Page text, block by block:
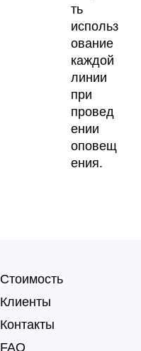
ть
использ
ование
каждой
линии
при
провед
ении
оповещ
ения.
Стоимость
Клиенты
Контакты
FAQ